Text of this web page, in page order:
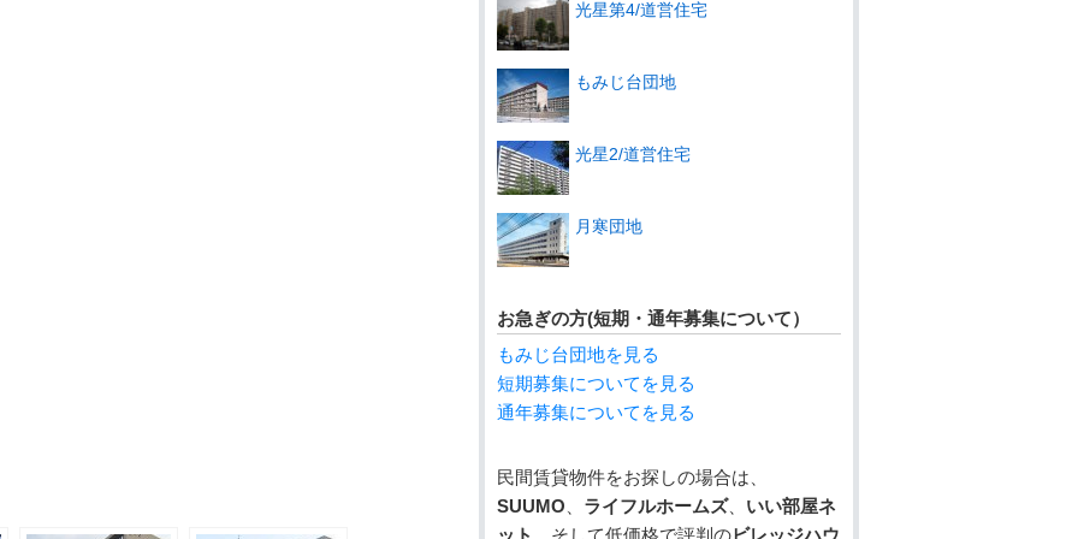
光星第4/道営住宅
もみじ台団地
光星2/道営住宅
月寒団地
お急ぎの方(短期・通年募集について）
もみじ台団地を見る
短期募集についてを見る
通年募集についてを見る
民間賃貸物件をお探しの場合は、
SUUMO、 ライフルホームズ、 いい部屋ネ